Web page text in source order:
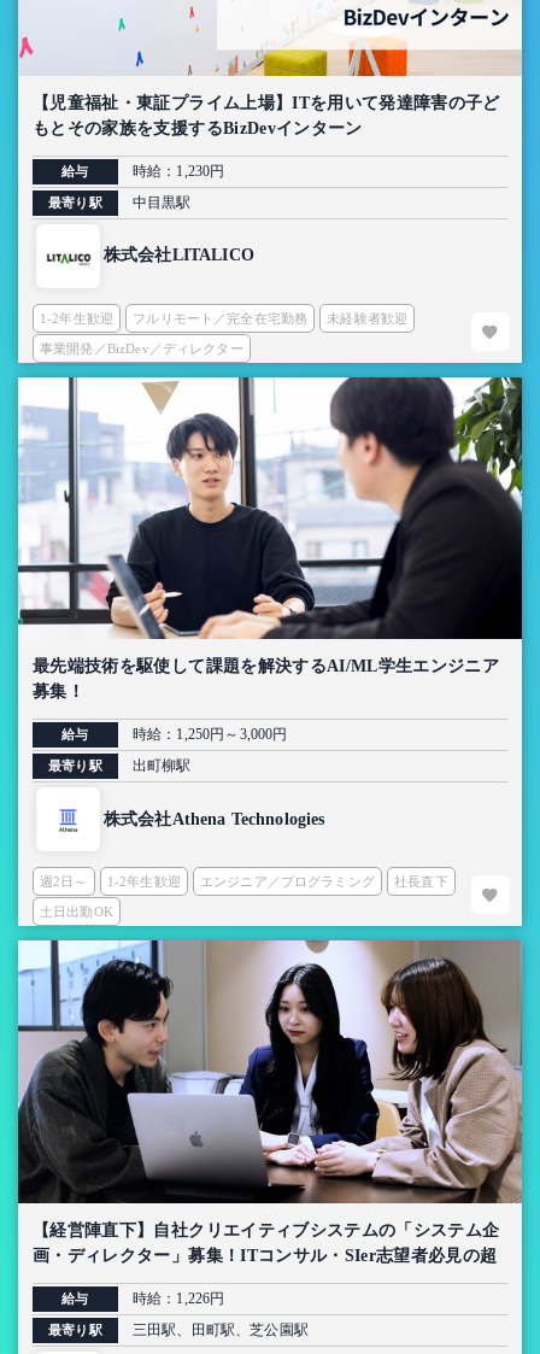
【児童福祉・東証プライム上場】ITを用いて発達障害の子ど
もとその家族を支援するBizDevインターン
給与 時給：1,230円
最寄り駅 中目黒駅
株式会社LITALICO
1-2年生歓迎 フルリモート／完全在宅勤務 未経験者歓迎
事業開発／BizDev／ディレクター
最先端技術を駆使して課題を解決するAI/ML学生エンジニア
募集！
給与 時給：1,250円～3,000円
最寄り駅 出町柳駅
株式会社Athena Technologies
週2日～ 1-2年生歓迎 エンジニア／プログラミング 社長直下
土日出勤OK
【経営陣直下】自社クリエイティブシステムの「システム企
画・ディレクター」募集！ITコンサル・SIer志望者必見の超
上流インターン【AI導入プロジェクト】
給与 時給：1,226円
最寄り駅 三田駅、田町駅、芝公園駅